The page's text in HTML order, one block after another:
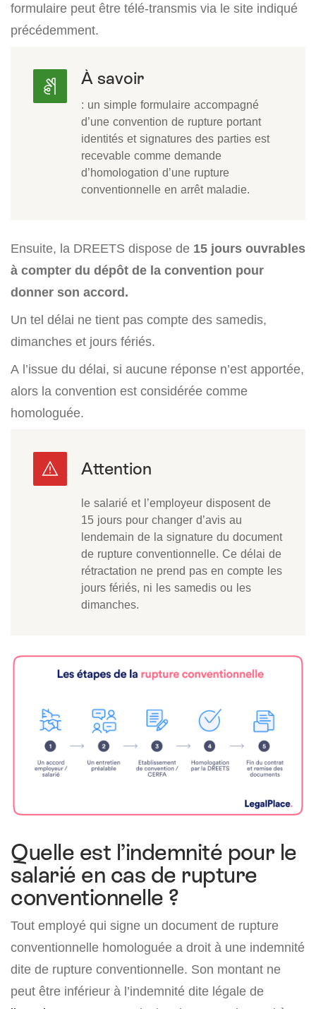
formulaire peut être télé-transmis via le site indiqué
précédemment.
À savoir
: un simple formulaire accompagné
d’une convention de rupture portant
identités et signatures des parties est
recevable comme demande
d’homologation d’une rupture
conventionnelle en arrêt maladie.
Ensuite, la DREETS dispose de 15 jours ouvrables
à compter du dépôt de la convention pour
donner son accord.
Un tel délai ne tient pas compte des samedis,
dimanches et jours fériés.
A l’issue du délai, si aucune réponse n’est apportée,
alors la convention est considérée comme
homologuée.
le salarié et l’employeur disposent de
15 jours pour changer d’avis au
lendemain de la signature du document
de rupture conventionnelle. Ce délai de
rétractation ne prend pas en compte les
jours fériés, ni les samedis ou les
dimanches.
Quelle est l’indemnité pour le
salarié en cas de rupture
conventionnelle ?
Tout employé qui signe un document de rupture
conventionnelle homologuée a droit à une indemnité
dite de rupture conventionnelle. Son montant ne
peut être inférieur à l’indemnité dite légale de